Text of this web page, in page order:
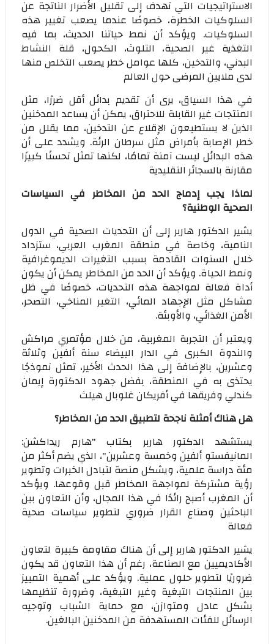
الاستراتيجيات التي تهدف إلى تقليل الأضرار الناتجة عن
السلوكيات الخطرة، خصوصًا عندما يصعب تغيير هذه
السلوكيات. ويؤكد أن نمط حياتنا الحديث، بما فيه
التغذية غير الصحية، التلوث، الكحول، قلة النشاط
البدني، والتدخين، كلها عوامل خطر يصعب التخلص منها
لدى ملايين المرضى حول العالم
في هذا السياق، يرى أن تقديم بدائل أقل ضررًا، مثل
المنتجات غير القابلة للاحتراق، يمكن أن يساعد المدخنين
الذين لا يستطيعون الإقلاع عن التدخين، مما يقلل من
خطر الإصابة بأمراض مثل سرطان الرئة. ويشدد على أن
هذه البدائل ليست آمنة تمامًا، لكنها تمثل تحسنًا كبيرًا
مقارنة بالسجائر التقليدية
لماذا يجب إدماج الحد من المخاطر في السياسات
الصحية الوطنية؟
يشير الدكتور هاربر إلى أن التحديات الصحية في الدول
النامية، وخاصة في منطقة المغرب العربي، ستزداد
خلال السنوات القادمة بسبب التغيرات الديموغرافية
ونمط الحياة. ويؤكد أن الحد من المخاطر يمكن أن يكون
أداة فعالة لمواجهة هذه التحديات، خصوصًا في ظل
مشاكل مثل الإجهاد المائي، التغير المناخي، التصحر،
الأمن الغذائي، والأوبئة.
ويعتبر أن التجربة المغربية، من خلال مؤتمري مراكش
والندوة الكبرى في الدار البيضاء سنة ألفين وثلاثة
وعشرين، بالإضافة إلى هذا الحدث الأخير، تمثل نموذجًا
يحتذى به في المنطقة، بفضل جهود الدكتورة إيمان
كندلي وفريقها في أفريكان غلوبال هيلث
هل هناك أمثلة ناجحة لتطبيق الحد من المخاطر؟
يستشهد الدكتور هاربر بكتاب "هارم ريداكشن:
المانيفستو ألفين وخمسة وعشرين"، الذي يضم أكثر من
مئة دراسة علمية، ويشكل منصة لتبادل الخبرات وتطوير
رؤية مشتركة لمواجهة المخاطر قبل وقوعها. ويؤكد
أن المغرب أصبح رائدًا في هذا المجال، وأن التعاون بين
الباحثين وصناع القرار ضروري لتطوير سياسات صحية
فعالة
يشير الدكتور هاربر إلى أن هناك مقاومة كبيرة لتعاون
الأكاديميين مع الصناعة، رغم أن هذا التعاون قد يكون
ضروريًا لتطوير حلول عملية. ويؤكد على أهمية التمييز
بين المنتجات التبغية وغير التبغية، وضرورة تنظيمها
بشكل عادل ومتوازن، مع حماية الشباب وتوجيه
الرسائل للفئات المستهدفة من المدخنين البالغين.